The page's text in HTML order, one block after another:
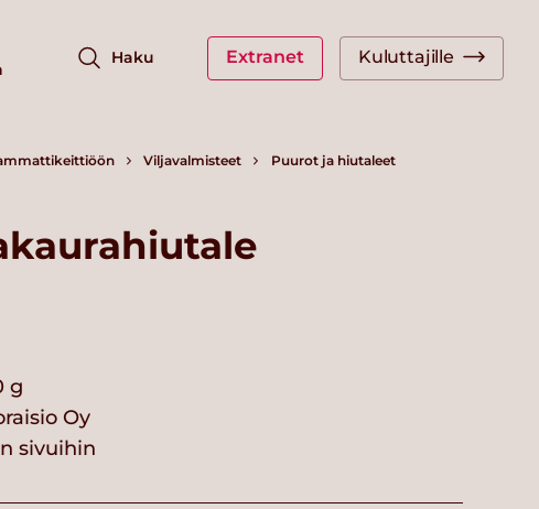
Haku Extranet Kuluttajille
Viljavalmisteet Puurot ja hiutaleet
g
Oy
sivuihin